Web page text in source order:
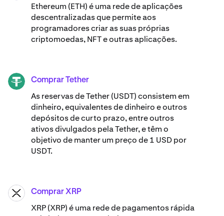
Ethereum (ETH) é uma rede de aplicações
descentralizadas que permite aos
programadores criar as suas próprias
criptomoedas, NFT e outras aplicações.
USDT Comprar Tether
As reservas de Tether (USDT) consistem em
dinheiro, equivalentes de dinheiro e outros
depósitos de curto prazo, entre outros
ativos divulgados pela Tether, e têm o
objetivo de manter um preço de 1 USD por
USDT.
XRP Comprar XRP
XRP (XRP) é uma rede de pagamentos rápida